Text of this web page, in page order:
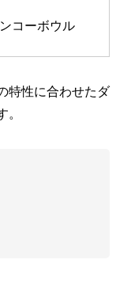
コーボウル
特性に合わせたダ
。